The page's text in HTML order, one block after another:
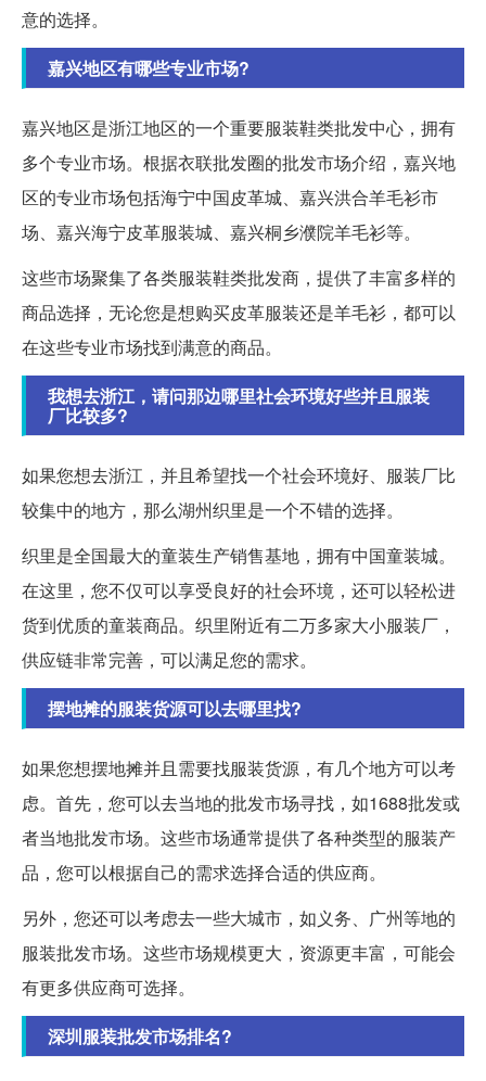
意的选择。
嘉兴地区有哪些专业市场?
嘉兴地区是浙江地区的一个重要服装鞋类批发中心，拥有
多个专业市场。根据衣联批发圈的批发市场介绍，嘉兴地
区的专业市场包括海宁中国皮革城、嘉兴洪合羊毛衫市
场、嘉兴海宁皮革服装城、嘉兴桐乡濮院羊毛衫等。
这些市场聚集了各类服装鞋类批发商，提供了丰富多样的
商品选择，无论您是想购买皮革服装还是羊毛衫，都可以
在这些专业市场找到满意的商品。
我想去浙江，请问那边哪里社会环境好些并且服装
厂比较多?
如果您想去浙江，并且希望找一个社会环境好、服装厂比
较集中的地方，那么湖州织里是一个不错的选择。
织里是全国最大的童装生产销售基地，拥有中国童装城。
在这里，您不仅可以享受良好的社会环境，还可以轻松进
货到优质的童装商品。织里附近有二万多家大小服装厂，
供应链非常完善，可以满足您的需求。
摆地摊的服装货源可以去哪里找?
如果您想摆地摊并且需要找服装货源，有几个地方可以考
虑。首先，您可以去当地的批发市场寻找，如1688批发或
者当地批发市场。这些市场通常提供了各种类型的服装产
品，您可以根据自己的需求选择合适的供应商。
另外，您还可以考虑去一些大城市，如义务、广州等地的
服装批发市场。这些市场规模更大，资源更丰富，可能会
有更多供应商可选择。
深圳服装批发市场排名?